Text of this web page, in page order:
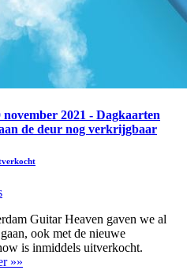
2021 - Dagkaarten
de deur nog verkrijgbaar
Guitar Heaven gaven we al
ook met de nieuwe
is inmiddels uitverkocht.
»»